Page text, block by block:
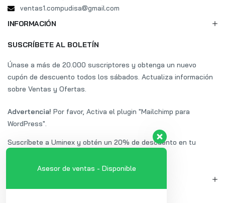
ventas1.compudisa@gmail.com
INFORMACIÓN
SUSCRÍBETE AL BOLETÍN
Únase a más de 20.000 suscriptores y obtenga un nuevo
cupón de descuento todos los sábados. Actualiza información
sobre Ventas y Ofertas.
Advertencia! Por favor, Activa el plugin "Mailchimp para
WordPress".
Suscríbete a Uminex y obtén un 20% de descuento en tu
Asesor de ventas - Disponible